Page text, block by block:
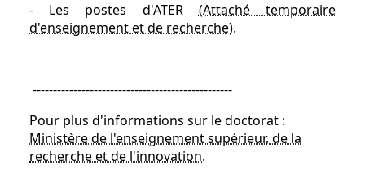
- Les postes d'ATER (Attaché temporaire
d'enseignement et de recherche).
-------------------------------------------------
Pour plus d'informations sur le doctorat :
Ministère de l'enseignement supérieur, de la
recherche et de l'innovation.